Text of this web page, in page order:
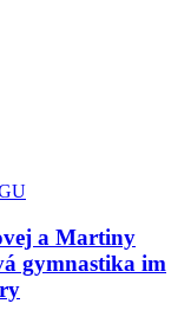
a Martiny
gymnastika im